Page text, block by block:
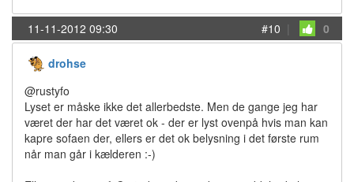
11-11-2012 09:30 #10 | 0
drohse
@rustyfo
Lyset er måske ikke det allerbedste. Men de gange jeg har
været der har det været ok - der er lyst ovenpå hvis man kan
kapre sofaen der, ellers er det ok belysning i det første rum
når man går i kælderen :-)